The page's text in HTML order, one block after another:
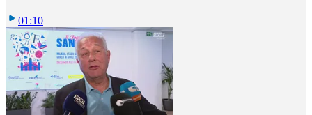
01:10